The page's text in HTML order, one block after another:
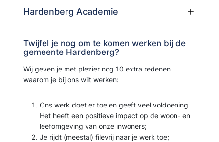
Hardenberg Academie
Twijfel je nog om te komen werken bij de
gemeente Hardenberg?
Wij geven je met plezier nog 10 extra redenen
waarom je bij ons wilt werken:
Ons werk doet er toe en geeft veel voldoening.
Het heeft een positieve impact op de woon- en
leefomgeving van onze inwoners;
Je rijdt (meestal) filevrij naar je werk toe;